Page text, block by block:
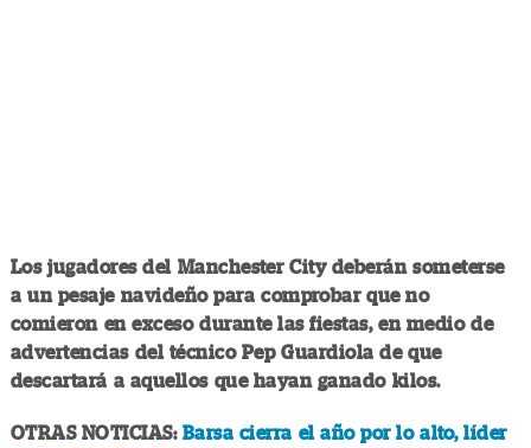
Los jugadores del Manchester City deberán someterse
a un pesaje navideño para comprobar que no
comieron en exceso durante las fiestas, en medio de
advertencias del técnico Pep Guardiola de que
descartará a aquellos que hayan ganado kilos.
OTRAS NOTICIAS: Barsa cierra el año por lo alto, líder